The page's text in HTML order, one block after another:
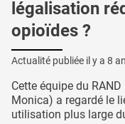
légalisation
opioïdes ?
Actualité publiée il y a 8
Cette équipe du
Monica) a regardé le
utilisation plus large